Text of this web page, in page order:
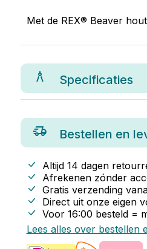
Met de REX® Beaver
Specificaties
Bestellen en
Altijd 14 dagen
Afrekenen zónder
Gratis verzending
Direct uit onze eigen
Voor 16:00 besteld =
Lees alles over bestellen